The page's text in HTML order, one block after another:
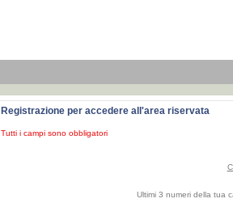
Registrazione per accedere all'area riservata
Tutti i campi sono obbligatori
Ultimi 3 numeri della tua